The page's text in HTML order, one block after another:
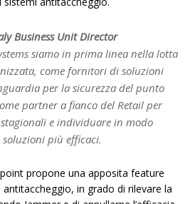
Business Unit Director
siamo in prima linea nella lotta
come fornitori di soluzioni
per la sicurezza del punto
partner a fianco del Retail per
e individuare in modo
più efficaci.
propone una apposita feature
in grado di rilevare la